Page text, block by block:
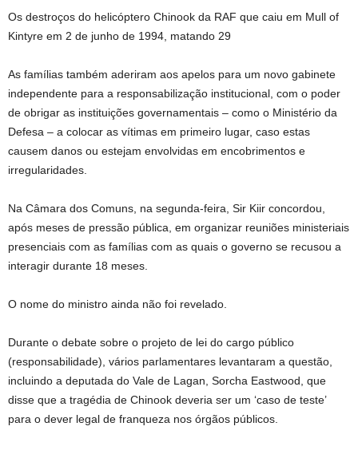
Os destroços do helicóptero Chinook da RAF que caiu em Mull of
Kintyre em 2 de junho de 1994, matando 29
As famílias também aderiram aos apelos para um novo gabinete
independente para a responsabilização institucional, com o poder
de obrigar as instituições governamentais – como o Ministério da
Defesa – a colocar as vítimas em primeiro lugar, caso estas
causem danos ou estejam envolvidas em encobrimentos e
irregularidades.
Na Câmara dos Comuns, na segunda-feira, Sir Kiir concordou,
após meses de pressão pública, em organizar reuniões ministeriais
presenciais com as famílias com as quais o governo se recusou a
interagir durante 18 meses.
O nome do ministro ainda não foi revelado.
Durante o debate sobre o projeto de lei do cargo público
(responsabilidade), vários parlamentares levantaram a questão,
incluindo a deputada do Vale de Lagan, Sorcha Eastwood, que
disse que a tragédia de Chinook deveria ser um ‘caso de teste’
para o dever legal de franqueza nos órgãos públicos.